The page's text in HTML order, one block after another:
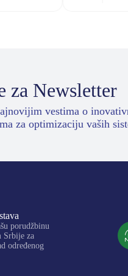
za Newsletter
vestima o
za optimizaciju vaših
porudžbinu
Srbije za
određenog